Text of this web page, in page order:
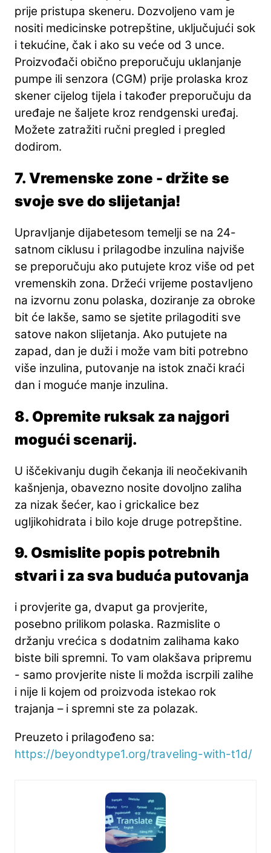
prije pristupa skeneru. Dozvoljeno vam je
nositi medicinske potrepštine, uključujući sok
i tekućine, čak i ako su veće od 3 unce.
Proizvođači obično preporučuju uklanjanje
pumpe ili senzora (CGM) prije prolaska kroz
skener cijelog tijela i također preporučuju da
uređaje ne šaljete kroz rendgenski uređaj.
Možete zatražiti ručni pregled i pregled
dodirom.
7. Vremenske zone - držite se
svoje sve do slijetanja!
Upravljanje dijabetesom temelji se na 24-
satnom ciklusu i prilagodbe inzulina najviše
se preporučuju ako putujete kroz više od pet
vremenskih zona. Držeći vrijeme postavljeno
na izvornu zonu polaska, doziranje za obroke
bit će lakše, samo se sjetite prilagoditi sve
satove nakon slijetanja. Ako putujete na
zapad, dan je duži i može vam biti potrebno
više inzulina, putovanje na istok znači kraći
dan i moguće manje inzulina.
8. Opremite ruksak za najgori
mogući scenarij.
U iščekivanju dugih čekanja ili neočekivanih
kašnjenja, obavezno nosite dovoljno zaliha
za nizak šećer, kao i grickalice bez
ugljikohidrata i bilo koje druge potrepštine.
9. Osmislite popis potrebnih
stvari i za sva buduća putovanja
i provjerite ga, dvaput ga provjerite,
posebno prilikom polaska. Razmislite o
držanju vrećica s dodatnim zalihama kako
biste bili spremni. To vam olakšava pripremu
- samo provjerite niste li možda iscrpili zalihe
i nije li kojem od proizvoda istekao rok
trajanja – i spremni ste za polazak.
Preuzeto i prilagođeno sa:
https://beyondtype1.org/traveling-with-t1d/